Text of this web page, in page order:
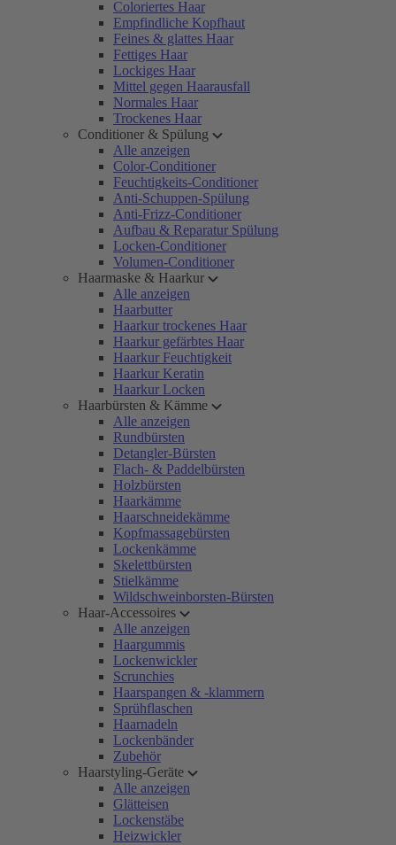
Coloriertes Haar
Empfindliche Kopfhaut
Feines & glattes Haar
Fettiges Haar
Lockiges Haar
Mittel gegen Haarausfall
Normales Haar
Trockenes Haar
Conditioner & Spülung
Alle anzeigen
Color-Conditioner
Feuchtigkeits-Conditioner
Anti-Schuppen-Spülung
Anti-Frizz-Conditioner
Aufbau & Reparatur Spülung
Locken-Conditioner
Volumen-Conditioner
Haarmaske & Haarkur
Alle anzeigen
Haarbutter
Haarkur trockenes Haar
Haarkur gefärbtes Haar
Haarkur Feuchtigkeit
Haarkur Keratin
Haarkur Locken
Haarbürsten & Kämme
Alle anzeigen
Rundbürsten
Detangler-Bürsten
Flach- & Paddelbürsten
Holzbürsten
Haarkämme
Haarschneidekämme
Kopfmassagebürsten
Lockenkämme
Skelettbürsten
Stielkämme
Wildschweinborsten-Bürsten
Haar-Accessoires
Alle anzeigen
Haargummis
Lockenwickler
Scrunchies
Haarspangen & -klammern
Sprühflaschen
Haarnadeln
Lockenbänder
Zubehör
Haarstyling-Geräte
Alle anzeigen
Glätteisen
Lockenstäbe
Heizwickler